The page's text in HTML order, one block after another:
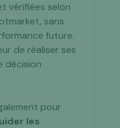
vérifiées selon
sans
future.
de réaliser ses
décision
pour
les